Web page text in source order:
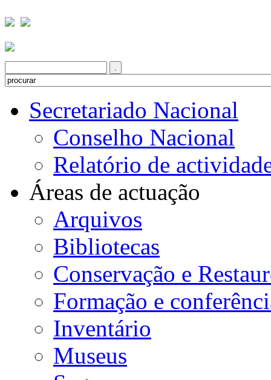
Secretariado Nacional
Conselho Nacional
Relatório de
Áreas de actuação
Arquivos
Bibliotecas
Conservação e
Formação e
Inventário
Museus